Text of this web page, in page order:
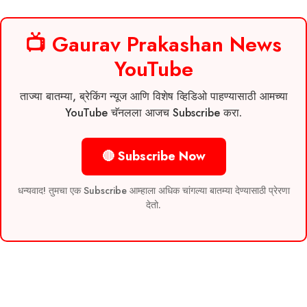
📺 Gaurav Prakashan News
YouTube
ताज्या बातम्या, ब्रेकिंग न्यूज आणि विशेष व्हिडिओ पाहण्यासाठी आमच्या
YouTube चॅनलला आजच Subscribe करा.
🔴 Subscribe Now
धन्यवाद! तुमचा एक Subscribe आम्हाला अधिक चांगल्या बातम्या देण्यासाठी प्रेरणा
देतो.